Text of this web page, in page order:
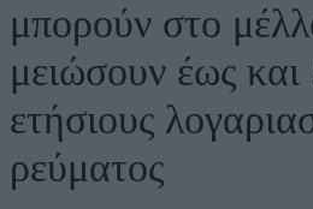
μπορούν στο
μειώσουν έως
ετήσιους
ρεύματος